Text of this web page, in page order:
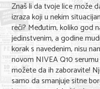
Usluge
Nega lica i tela
Shopping
Sve za venčanje
Znaš li da tvoje lice može
izraza koji u nekim
reči? Međutim, koliko god
jedinstvenim, a godine
korak s navedenim, nisu
novom NIVEA Q10
možete da ih zaboravite!
samo da smanjuje sitne